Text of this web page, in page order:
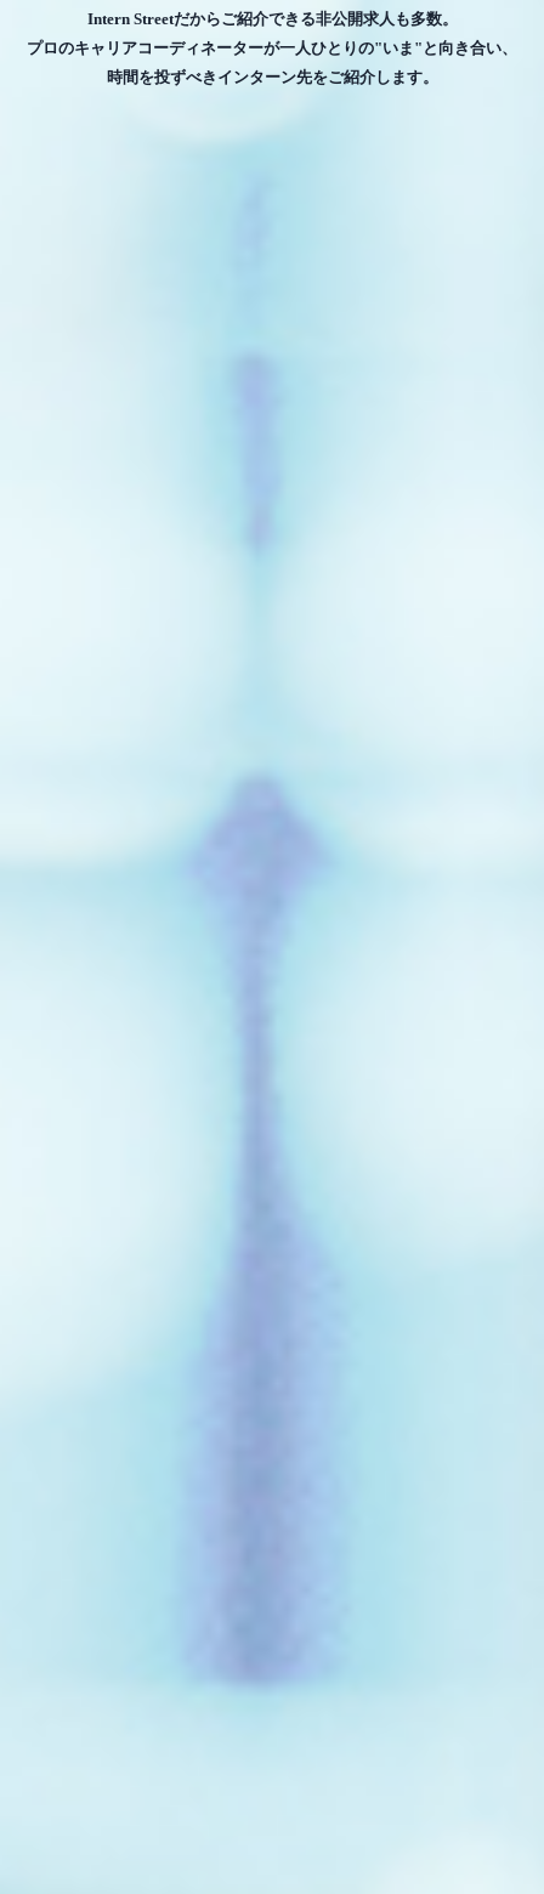
Intern Streetだからご紹介できる非公開求人も多数。
プロのキャリアコーディネーターが一人ひとりの"いま"と向き合い、
時間を投ずべきインターン先をご紹介します。